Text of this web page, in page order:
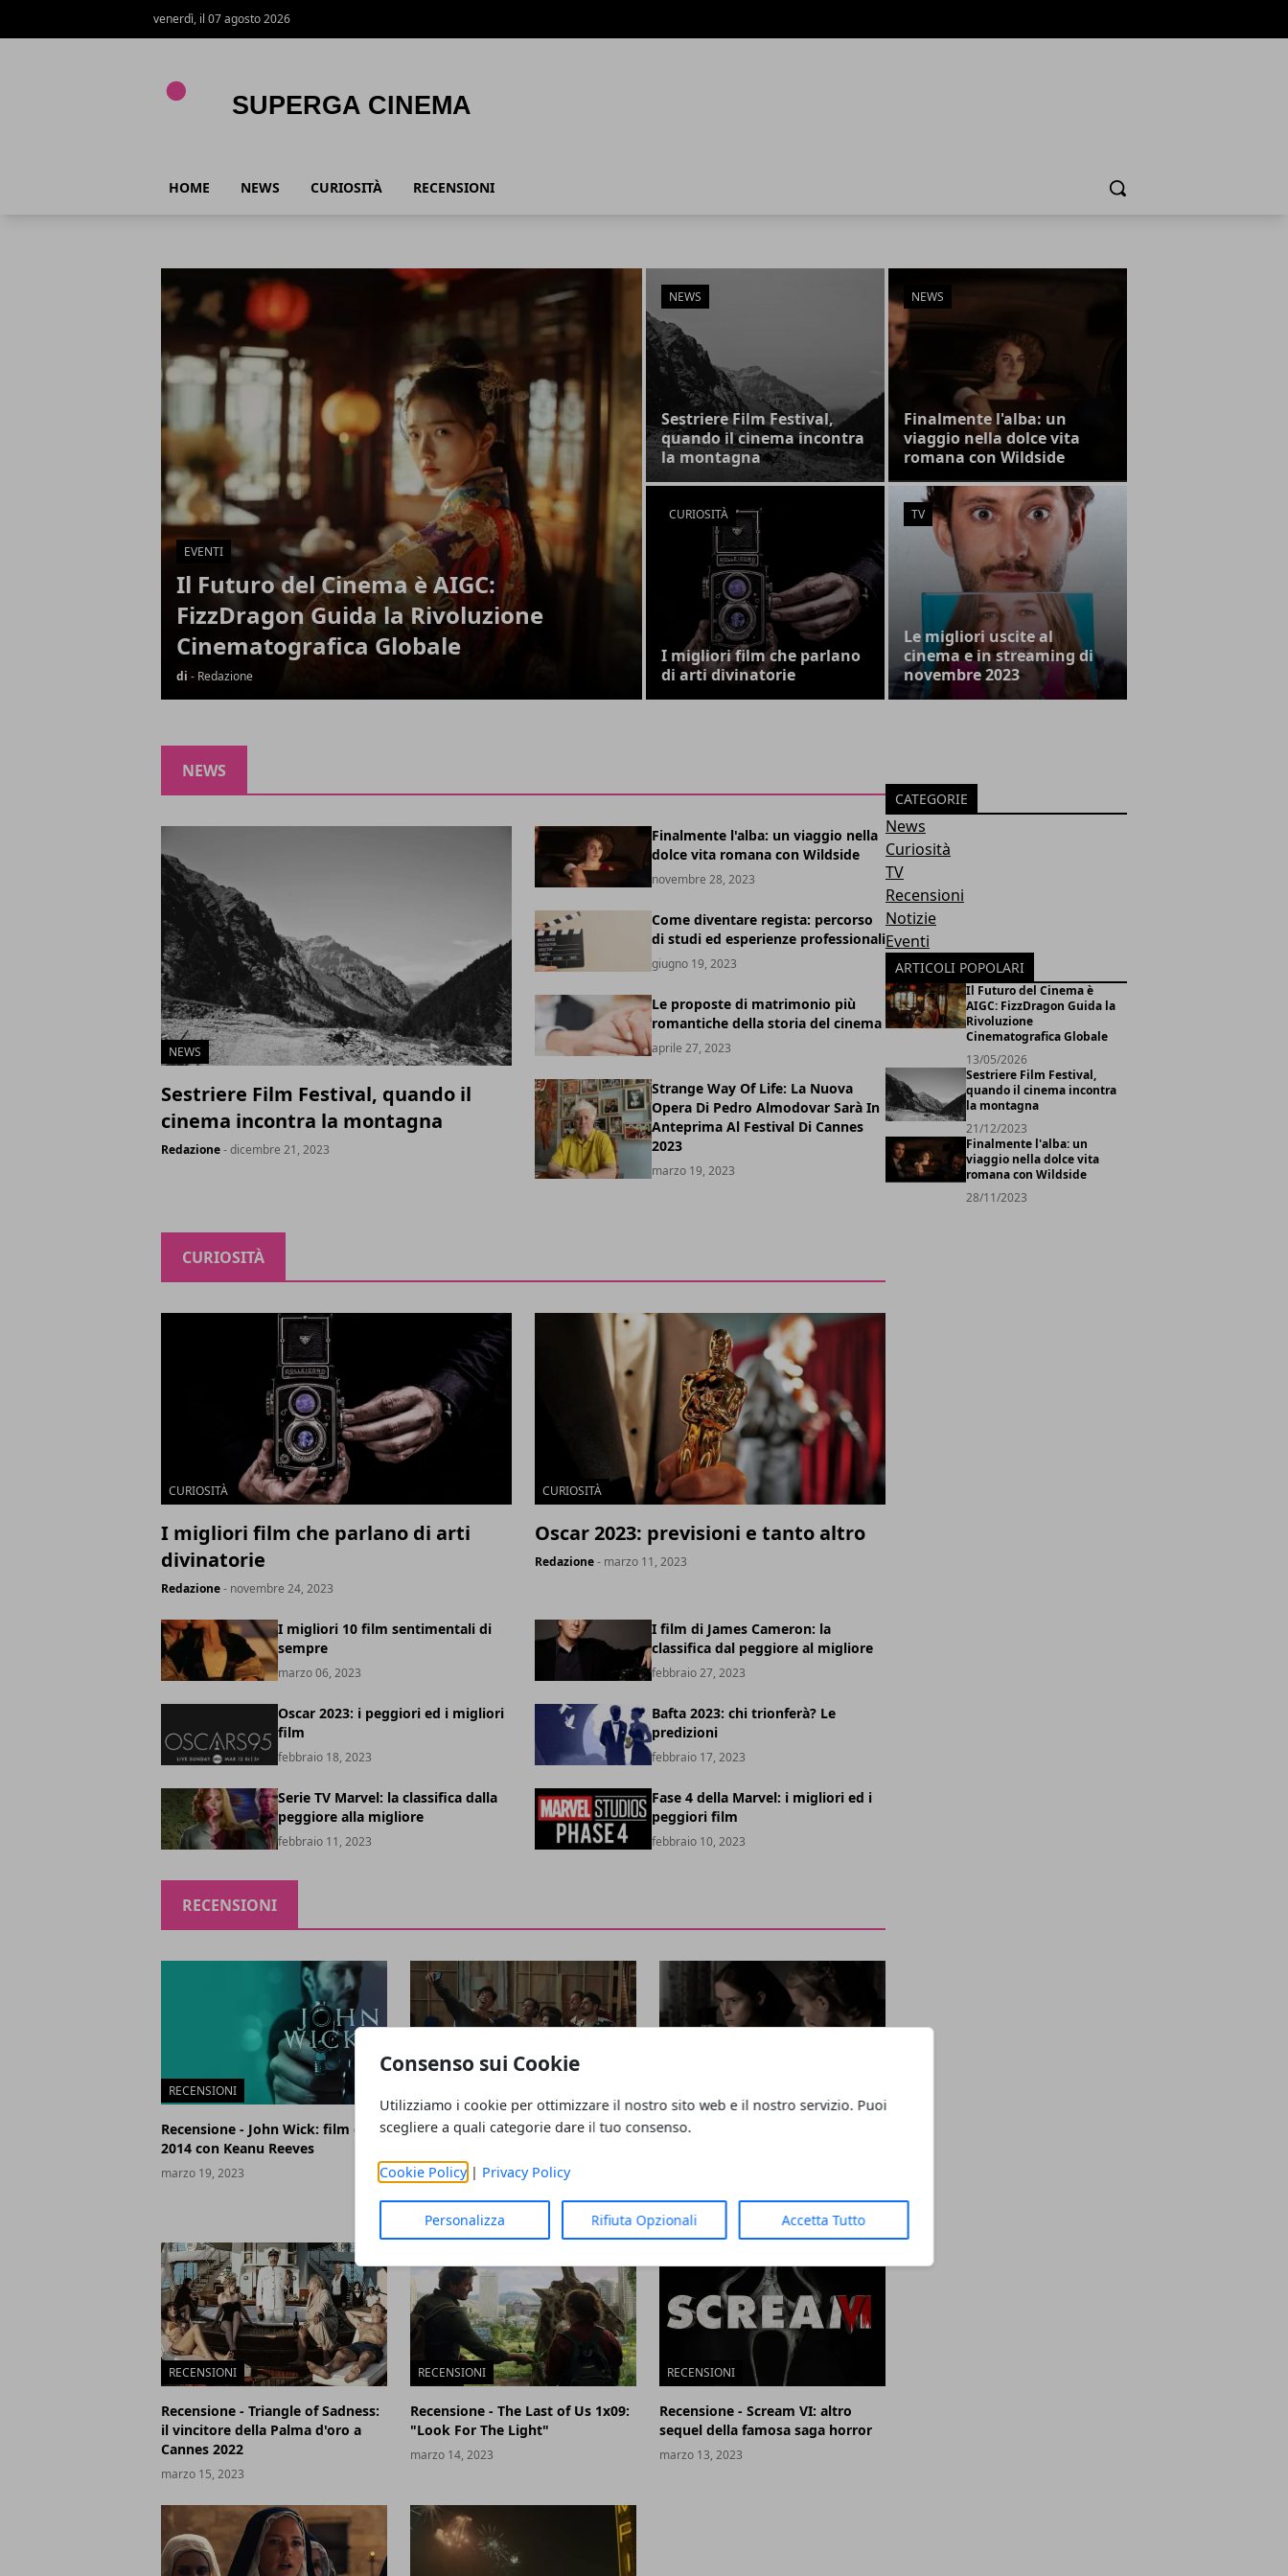
Consenso sui Cookie
Utilizziamo i cookie per ottimizzare il nostro sito web e il nostro servizio. Puoi
scegliere a quali categorie dare il tuo consenso.
Cookie Policy| Privacy Policy
Personalizza Rifiuta Opzionali Accetta Tutto
venerdì, il 07 agosto 2026
HOME NEWS CURIOSITÀ RECENSIONI Cerca
Articoli in Evidenza
EVENTI
Il Futuro del Cinema è AIGC:
FizzDragon Guida la Rivoluzione
Cinematografica Globale
di - Redazione
NEWS
Sestriere Film Festival,
quando il cinema incontra
la montagna
NEWS
Finalmente l'alba: un
viaggio nella dolce vita
romana con Wildside
CURIOSITÀ
I migliori film che parlano
di arti divinatorie
TV
Le migliori uscite al
cinema e in streaming di
novembre 2023
NEWS
NEWS
Sestriere Film Festival, quando il
cinema incontra la montagna
Redazione- dicembre 21, 2023
Finalmente l'alba: un viaggio nella
dolce vita romana con Wildside
novembre 28, 2023
Come diventare regista: percorso
di studi ed esperienze professionali
giugno 19, 2023
Le proposte di matrimonio più
romantiche della storia del cinema
aprile 27, 2023
Strange Way Of Life: La Nuova
Opera Di Pedro Almodovar Sarà In
Anteprima Al Festival Di Cannes
2023
marzo 19, 2023
CURIOSITÀ
CURIOSITÀ
I migliori film che parlano di arti
divinatorie
Redazione- novembre 24, 2023
CURIOSITÀ
Oscar 2023: previsioni e tanto altro
Redazione- marzo 11, 2023
I migliori 10 film sentimentali di
sempre
marzo 06, 2023
I film di James Cameron: la
classifica dal peggiore al migliore
febbraio 27, 2023
Oscar 2023: i peggiori ed i migliori
film
febbraio 18, 2023
Bafta 2023: chi trionferà? Le
predizioni
febbraio 17, 2023
Serie TV Marvel: la classifica dalla
peggiore alla migliore
febbraio 11, 2023
Fase 4 della Marvel: i migliori ed i
peggiori film
febbraio 10, 2023
RECENSIONI
RECENSIONI
Recensione - John Wick: film del
2014 con Keanu Reeves
marzo 19, 2023
Recensione - Shazam! Furia degli
marzo 18, 2023
Recensione - Women Talking:
marzo 15, 2023
RECENSIONI
Recensione - Triangle of Sadness:
il vincitore della Palma d'oro a
Cannes 2022
marzo 15, 2023
RECENSIONI
Recensione - The Last of Us 1x09:
"Look For The Light"
marzo 14, 2023
RECENSIONI
Recensione - Scream VI: altro
sequel della famosa saga horror
marzo 13, 2023
CATEGORIE
News
Curiosità
TV
Recensioni
Notizie
Eventi
ARTICOLI POPOLARI
Il Futuro del Cinema è
AIGC: FizzDragon Guida la
Rivoluzione
Cinematografica Globale
13/05/2026
Sestriere Film Festival,
quando il cinema incontra
la montagna
21/12/2023
Finalmente l'alba: un
viaggio nella dolce vita
romana con Wildside
28/11/2023